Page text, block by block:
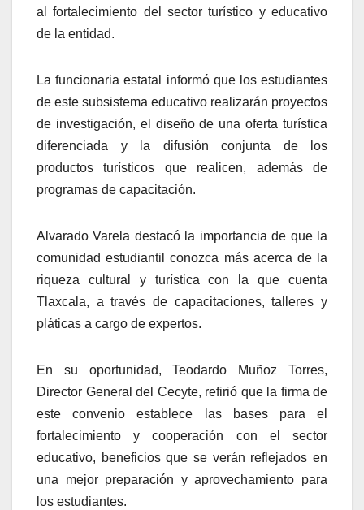
al fortalecimiento del sector turístico y educativo
de la entidad.
La funcionaria estatal informó que los estudiantes
de este subsistema educativo realizarán proyectos
de investigación, el diseño de una oferta turística
diferenciada y la difusión conjunta de los
productos turísticos que realicen, además de
programas de capacitación.
Alvarado Varela destacó la importancia de que la
comunidad estudiantil conozca más acerca de la
riqueza cultural y turística con la que cuenta
Tlaxcala, a través de capacitaciones, talleres y
pláticas a cargo de expertos.
En su oportunidad, Teodardo Muñoz Torres,
Director General del Cecyte, refirió que la firma de
este convenio establece las bases para el
fortalecimiento y cooperación con el sector
educativo, beneficios que se verán reflejados en
una mejor preparación y aprovechamiento para
los estudiantes.